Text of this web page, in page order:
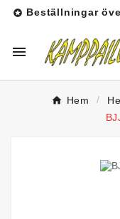
 Beställningar

Hem